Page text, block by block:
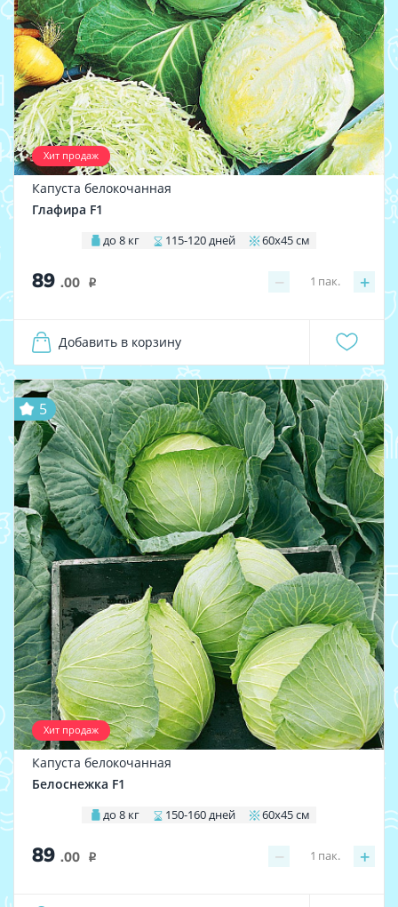
Хит продаж
Капуста белокочанная
Глафира F1
до 8 кг 115-120 дней 60х45 см
89 .00 i − +
1 пак.
Добавить в корзину
Хит продаж
5
Капуста белокочанная
Белоснежка F1
до 8 кг 150-160 дней 60х45 см
89 .00 i − +
1 пак.